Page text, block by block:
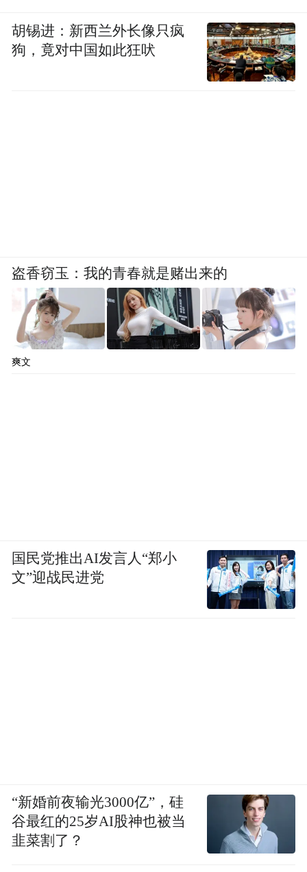
胡锡进：新西兰外长像只疯
狗，竟对中国如此狂吠
盗香窃玉：我的青春就是赌出来的
爽文
国民党推出AI发言人“郑小
文”迎战民进党
“新婚前夜输光3000亿”，硅
谷最红的25岁AI股神也被当
韭菜割了？